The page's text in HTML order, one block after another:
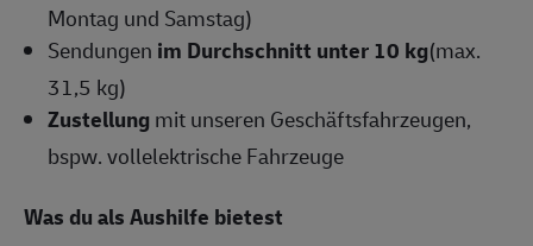
Montag und Samstag)
Sendungen im Durchschnitt unter 10 kg(max.
31,5 kg)
Zustellungmit unseren Geschäftsfahrzeugen,
bspw. vollelektrische Fahrzeuge
Was du als Aushilfe bietest